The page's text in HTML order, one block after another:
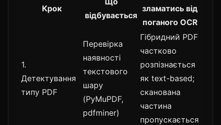
Крок
відбувається
зламатись від
поганого OCR
1.
Детектування
типу PDF
Перевірка
наявності
текстового
шару
(PyMuPDF,
pdfminer)
Гібридний PDF
частково
розпізнається
як text-based;
сканована
частина
пропускається